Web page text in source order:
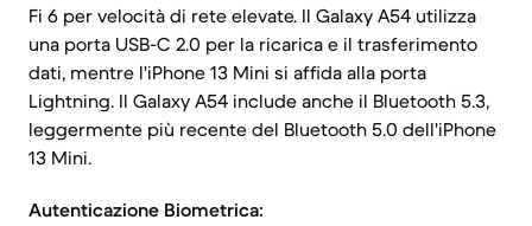
Fi 6 per velocità di rete elevate. Il Galaxy A54 utilizza
una porta USB-C 2.0 per la ricarica e il trasferimento
dati, mentre l'iPhone 13 Mini si affida alla porta
Lightning. Il Galaxy A54 include anche il Bluetooth 5.3,
leggermente più recente del Bluetooth 5.0 dell'iPhone
13 Mini.
Autenticazione Biometrica: